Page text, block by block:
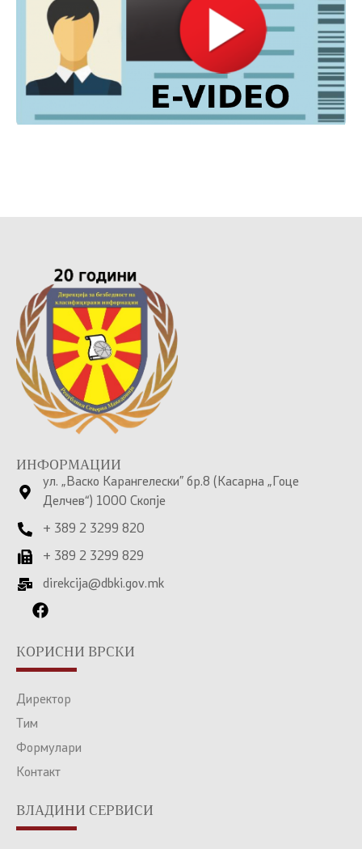
ИНФОРМАЦИИ
ул. „Васко Карангелески” бр.8 (Касарна „Гоце
Делчев“) 1000 Скопје
+ 389 2 3299 820
+ 389 2 3299 829
direkcija@dbki.gov.mk
КОРИСНИ ВРСКИ
Директор
Тим
Формулари
Контакт
ВЛАДИНИ СЕРВИСИ